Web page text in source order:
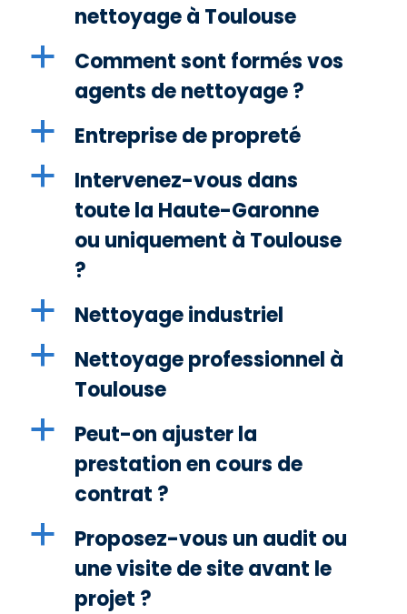
nettoyage à Toulouse
a
Comment sont formés vos
agents de nettoyage ?
a Entreprise de propreté
a
Intervenez-vous dans
toute la Haute-Garonne
ou uniquement à Toulouse
?
a Nettoyage industriel
a
Nettoyage professionnel à
Toulouse
a
Peut-on ajuster la
prestation en cours de
contrat ?
a
Proposez-vous un audit ou
une visite de site avant le
projet ?